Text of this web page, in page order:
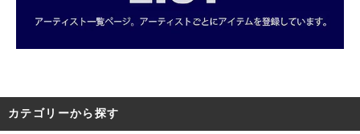
カテゴリーから探す